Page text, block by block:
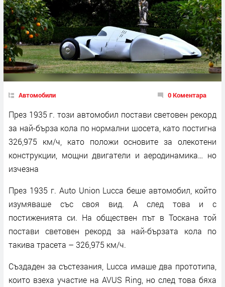
Автомобили 0 Коментара
През 1935 г. този автомобил постави световен рекорд
за най-бърза кола по нормални шосета, като постигна
326,975 км/ч, като положи основите за олекотени
конструкции, мощни двигатели и аеродинамика… но
изчезна
През 1935 г. Auto Union Lucca беше автомобил, който
изумяваше със своя вид. А след това и с
постиженията си. На обществен път в Тоскана той
постави световен рекорд за най-бързата кола по
такива трасета – 326,975 км/ч.
Създаден за състезания, Lucca имаше два прототипа,
които взеха участие на AVUS Ring, но след това бяха